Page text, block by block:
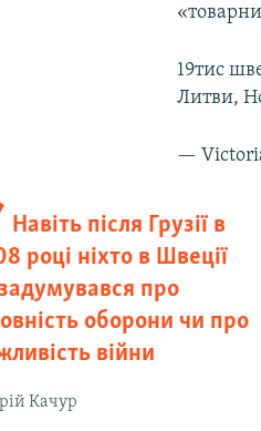
19тис
Литви,
—
Навіть після Грузії в
році ніхто в Швеції
про
оборони чи про
війни
Качур